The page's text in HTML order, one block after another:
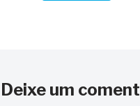
Deixe um